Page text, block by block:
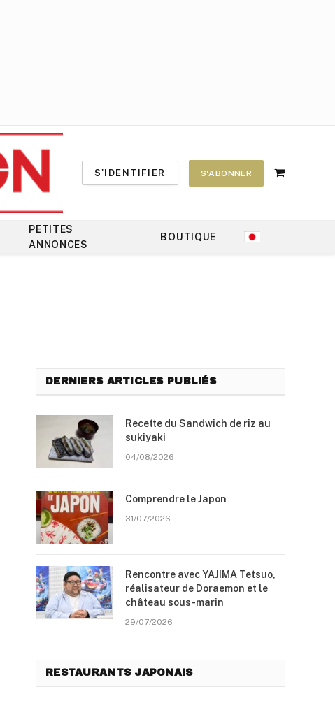
S'IDENTIFIER S'ABONNER
Shopping
PETITES
ANNONCES
BOUTIQUE
DERNIERS ARTICLES PUBLIÉS
Recette du Sandwich de riz au
sukiyaki
04/08/2026
Comprendre le Japon
31/07/2026
Rencontre avec YAJIMA Tetsuo,
réalisateur de Doraemon et le
château sous-marin
29/07/2026
RESTAURANTS JAPONAIS